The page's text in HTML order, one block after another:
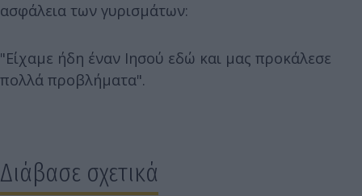
ασφάλεια των γυρισμάτων:
"Είχαμε ήδη έναν Ιησού εδώ και μας προκάλεσε
πολλά προβλήματα".
Διάβασε σχετικά